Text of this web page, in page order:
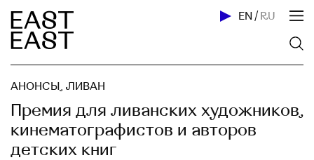
EN / RU
АНОНСЫ, ЛИВАН
Премия для ливанских художников,
кинематографистов и авторов
детских книг